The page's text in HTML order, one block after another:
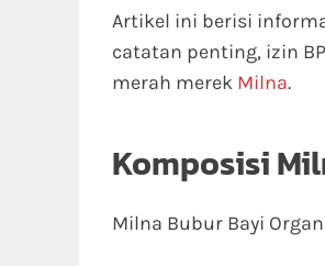
Artikel ini berisi
catatan penting, izin
merah merek Milna.
Komposisi
Milna Bubur Bayi